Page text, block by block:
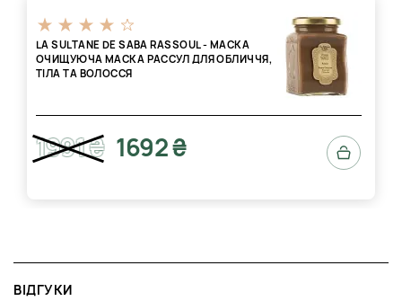
LA SULTANE DE SABA RASSOUL - МАСКА
ОЧИЩУЮЧА МАСКА РАССУЛ ДЛЯ ОБЛИЧЧЯ,
ТІЛА ТА ВОЛОССЯ
1991 ₴ 1692 ₴
ВІДГУКИ